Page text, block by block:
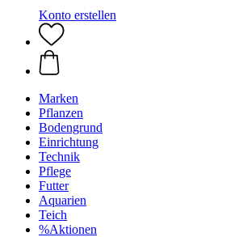
Konto erstellen
Marken
Pflanzen
Bodengrund
Einrichtung
Technik
Pflege
Futter
Aquarien
Teich
%Aktionen